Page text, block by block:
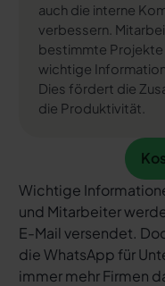
auch die interne
verbessern.
bestimmte
wichtige
Dies fördert die
die Produktivität.
Wichtige
und Mitarbeiter
E-Mail versendet.
die WhatsApp für
immer mehr Firmen